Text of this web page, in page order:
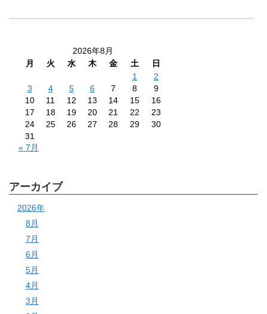
2026年8月
月
火 水 木 金 土
日
1
2
3
4 5 6 7 8
9
10
11 12 13 14 15
16
17
18 19 20 21 22
23
24
25 26 27 28 29
30
31
« 7月
アーカイブ
2026年
8月
7月
6月
5月
4月
3月